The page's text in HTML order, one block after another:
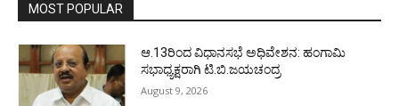
MOST POPULAR
ಆ.13ರಿಂದ ವಿಧಾನಸಭೆ ಅಧಿವೇಶನ: ಹಂಗಾಮಿ
ಸಭಾಧ್ಯಕ್ಷರಾಗಿ ಟಿ.ಬಿ.ಜಯಚಂದ್ರ
August 9, 2026